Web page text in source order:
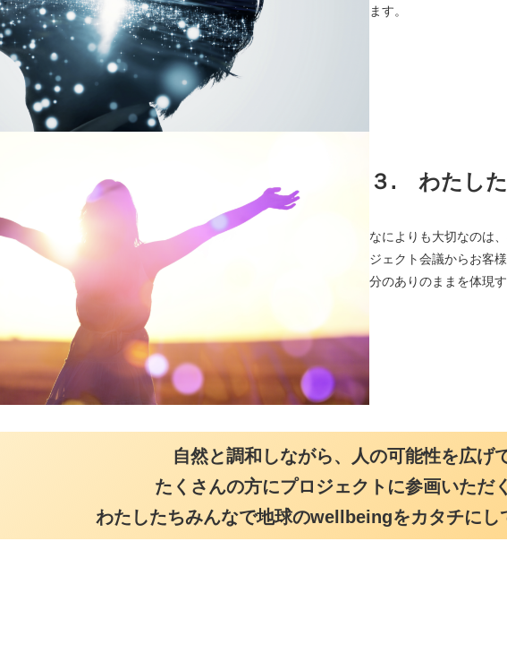
ます。
３. わたし
なによりも大切なのは
ジェクト会議からお客
分のありのままを体現
自然と調和しながら、人の可能性を広げ
たくさんの方にプロジェクトに参画いただ
わたしたちみんなで地球のwellbeingをカタチにし